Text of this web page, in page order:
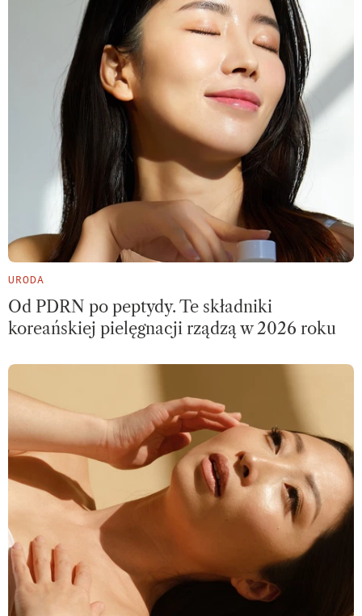
URODA
Od PDRN po peptydy. Te składniki
koreańskiej pielęgnacji rządzą w 2026 roku